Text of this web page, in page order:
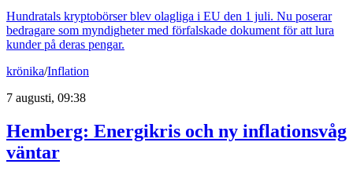
Hundratals kryptobörser blev olagliga i EU den 1 juli. Nu poserar
bedragare som myndigheter med förfalskade dokument för att lura
kunder på deras pengar.
krönika/Inflation
7 augusti, 09:38
Hemberg: Energikris och ny inflationsvåg
väntar